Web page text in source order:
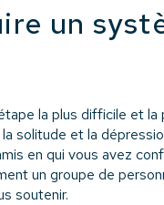
un
la plus difficile et la
solitude et la
en qui vous avez
un groupe de
soutenir.